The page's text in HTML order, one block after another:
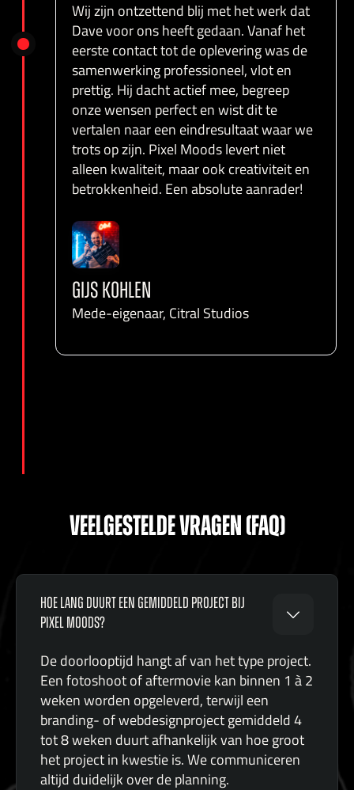
Wij zijn ontzettend blij met het werk dat
Dave voor ons heeft gedaan. Vanaf het
eerste contact tot de oplevering was de
samenwerking professioneel, vlot en
prettig. Hij dacht actief mee, begreep
onze wensen perfect en wist dit te
vertalen naar een eindresultaat waar we
trots op zijn. Pixel Moods levert niet
alleen kwaliteit, maar ook creativiteit en
betrokkenheid. Een absolute aanrader!
GIJS KOHLEN
Mede-eigenaar, Citral Studios
VEELGESTELDE VRAGEN (FAQ)
HOE LANG DUURT EEN GEMIDDELD PROJECT BIJ
PIXEL MOODS?
De doorlooptijd hangt af van het type project.
Een fotoshoot of aftermovie kan binnen 1 à 2
weken worden opgeleverd, terwijl een
branding- of webdesignproject gemiddeld 4
tot 8 weken duurt afhankelijk van hoe groot
het project in kwestie is. We communiceren
altijd duidelijk over de planning.